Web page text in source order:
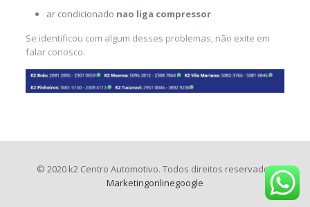
ar condicionado nao liga compressor
Se identificou com algum desses problemas, não exite em
falar conosco.
© 2020 k2 Centro Automotivo. Todos direitos reservados
Marketingonlinegoogle